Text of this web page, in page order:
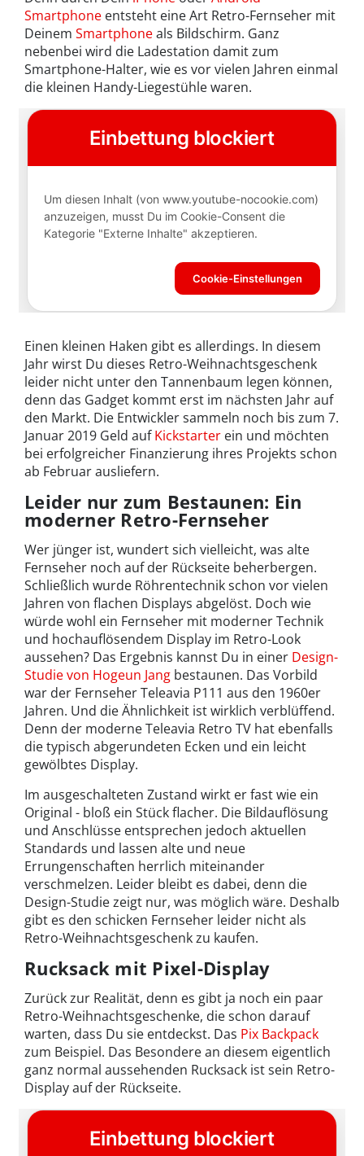
Smartphone entsteht eine Art Retro-Fernseher mit
Deinem Smartphoneals Bildschirm. Ganz
nebenbei wird die Ladestation damit zum
Smartphone-Halter, wie es vor vielen Jahren einmal
die kleinen Handy-Liegestühle waren.
Einen kleinen Haken gibt es allerdings. In diesem
Jahr wirst Du dieses Retro-Weihnachtsgeschenk
leider nicht unter den Tannenbaum legen können,
denn das Gadget kommt erst im nächsten Jahr auf
den Markt. Die Entwickler sammeln noch bis zum 7.
Januar 2019 Geld aufKickstarter ein und möchten
bei erfolgreicher Finanzierung ihres Projekts schon
ab Februar ausliefern.
Leider nur zum Bestaunen: Ein
moderner Retro-Fernseher
Wer jünger ist, wundert sich vielleicht, was alte
Fernseher noch auf der Rückseite beherbergen.
Schließlich wurde Röhrentechnik schon vor vielen
Jahren von flachen Displays abgelöst. Doch wie
würde wohl ein Fernseher mit moderner Technik
und hochauflösendem Display im Retro-Look
aussehen? Das Ergebnis kannst Du in einer Design-
Studie von Hogeun Jang bestaunen. Das Vorbild
war der Fernseher Teleavia P111 aus den 1960er
Jahren. Und die Ähnlichkeit ist wirklich verblüffend.
Denn der moderne Teleavia Retro TV hat ebenfalls
die typisch abgerundeten Ecken und ein leicht
gewölbtes Display.
Im ausgeschalteten Zustand wirkt er fast wie ein
Original - bloß ein Stück flacher. Die Bildauflösung
und Anschlüsse entsprechen jedoch aktuellen
Standards und lassen alte und neue
Errungenschaften herrlich miteinander
verschmelzen. Leider bleibt es dabei, denn die
Design-Studie zeigt nur, was möglich wäre. Deshalb
gibt es den schicken Fernseher leider nicht als
Retro-Weihnachtsgeschenk zu kaufen.
Rucksack mit Pixel-Display
Zurück zur Realität, denn es gibt ja noch ein paar
Retro-Weihnachtsgeschenke, die schon darauf
warten, dass Du sie entdeckst. Das Pix Backpack
zum Beispiel. Das Besondere an diesem eigentlich
ganz normal aussehenden Rucksack ist sein Retro-
Display auf der Rückseite.